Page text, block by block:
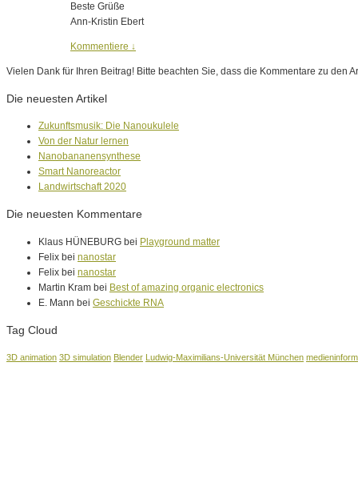
Beste Grüße
Ann-Kristin Ebert
Kommentiere ↓
Vielen Dank für Ihren Beitrag! Bitte beachten Sie, dass die Kommentare zu
Die neuesten Artikel
Zukunftsmusik: Die Nanoukulele
Von der Natur lernen
Nanobananensynthese
Smart Nanoreactor
Landwirtschaft 2020
Die neuesten Kommentare
Klaus HÜNEBURG bei Playground matter
Felix bei nanostar
Felix bei nanostar
Martin Kram bei Best of amazing organic electronics
E. Mann bei Geschickte RNA
Tag Cloud
3D animation 3D simulation Blender Ludwig-Maximilians-Universität München